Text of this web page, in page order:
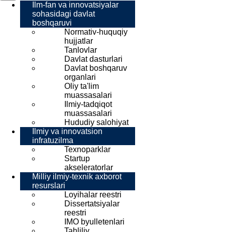
Ilm-fan va innovatsiyalar
sohasidagi davlat
boshqaruvi
Normativ-huquqiy
hujjatlar
Tanlovlar
Davlat dasturlari
Davlat boshqaruv
organlari
Oliy ta'lim
muassasalari
Ilmiy-tadqiqot
muassasalari
Hududiy salohiyat
Ilmiy va innovatsion
infratuzilma
Texnoparklar
Startup
akseleratorlar
Milliy ilmiy-texnik axborot
resurslari
Loyihalar reestri
Dissertatsiyalar
reestri
IMO byulletenlari